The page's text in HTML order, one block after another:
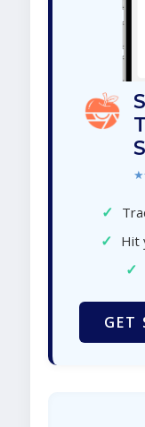
✓
✓ Hit
✓
GET